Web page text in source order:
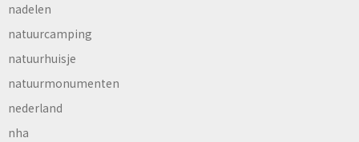
nadelen
natuurcamping
natuurhuisje
natuurmonumenten
nederland
nha